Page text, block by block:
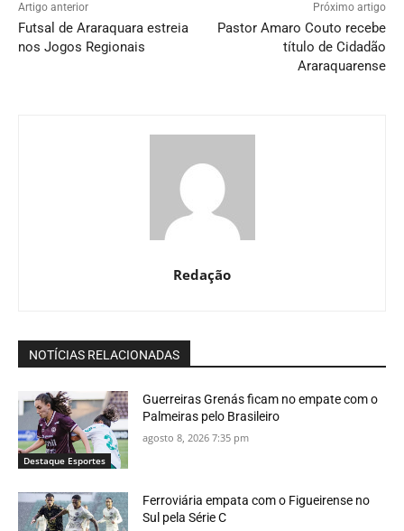
Artigo anterior
Futsal de Araraquara estreia
nos Jogos Regionais
Próximo artigo
Pastor Amaro Couto recebe
título de Cidadão
Araraquarense
Redação
NOTÍCIAS RELACIONADAS
Destaque Esportes
Guerreiras Grenás ficam no empate com o
Palmeiras pelo Brasileiro
agosto 8, 2026 7:35 pm
Ferroviária empata com o Figueirense no
Sul pela Série C